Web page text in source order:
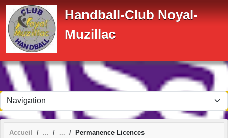
Handball-Club Noyal-
Muzillac
Accueil Permanence Licences
Panneau de gestion des cookies